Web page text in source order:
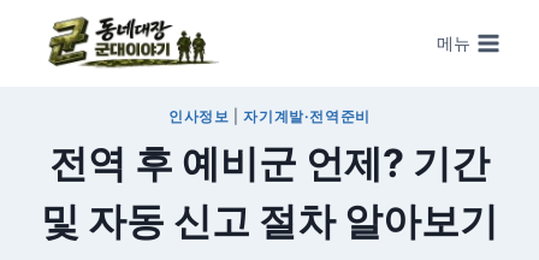
Skip to content
메뉴
인사정보 |자기계발·전역준비
전역 후 예비군 언제? 기간
및 자동 신고 절차 알아보기